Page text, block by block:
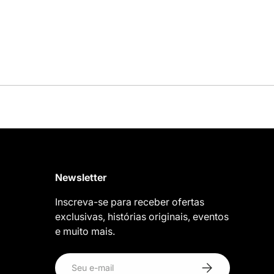
Newsletter
Inscreva-se para receber ofertas
exclusivas, histórias originais, eventos
e muito mais.
E-mail Inscrever-se